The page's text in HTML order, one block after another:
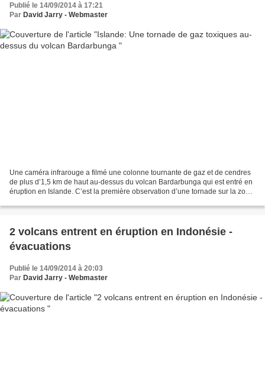
Publié le 14/09/2014 à 17:21
Par David Jarry - Webmaster
Une caméra infrarouge a filmé une colonne tournante de gaz et de cendres
de plus d’1,5 km de haut au-dessus du volcan Bardarbunga qui est entré en
éruption en Islande. C’est la première observation d’une tornade sur la zone
2 volcans entrent en éruption en Indonésie -
évacuations
Publié le 14/09/2014 à 20:03
Par David Jarry - Webmaster